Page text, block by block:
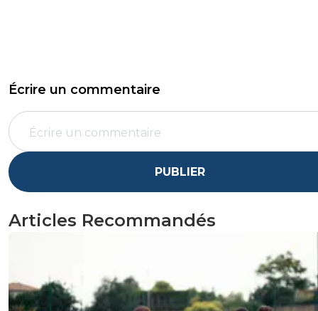
Écrire un commentaire
PUBLIER
Articles Recommandés